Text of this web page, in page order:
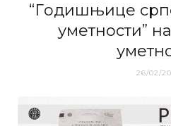
“Гoдишњицe
умeтнoсти”
26/02/